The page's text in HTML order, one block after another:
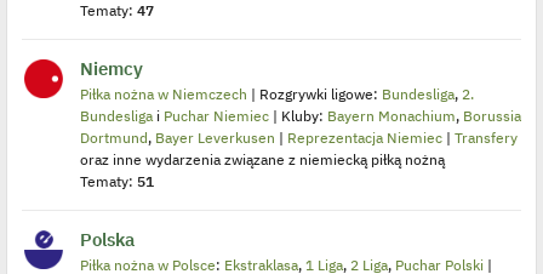
Tematy: 47
Niemcy
Piłka nożna w Niemczech | Rozgrywki ligowe: Bundesliga, 2.
Bundesligai Puchar Niemiec | Kluby: Bayern Monachium, Borussia
Dortmund, Bayer Leverkusen | Reprezentacja Niemiec | Transfery
oraz inne wydarzenia związane z niemiecką piłką nożną
Tematy: 51
Polska
Piłka nożna w Polsce: Ekstraklasa, 1 Liga, 2 Liga, Puchar Polski |